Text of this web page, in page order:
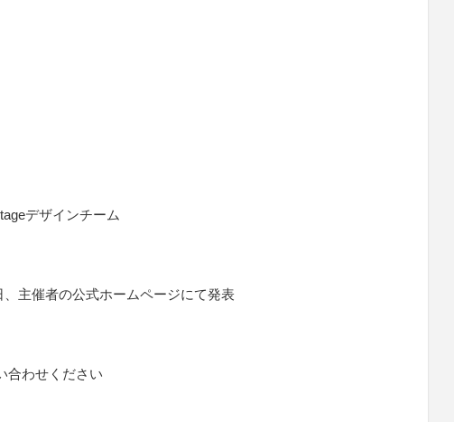
デザインチーム
、主催者の公式ホームページにて発表
合わせください